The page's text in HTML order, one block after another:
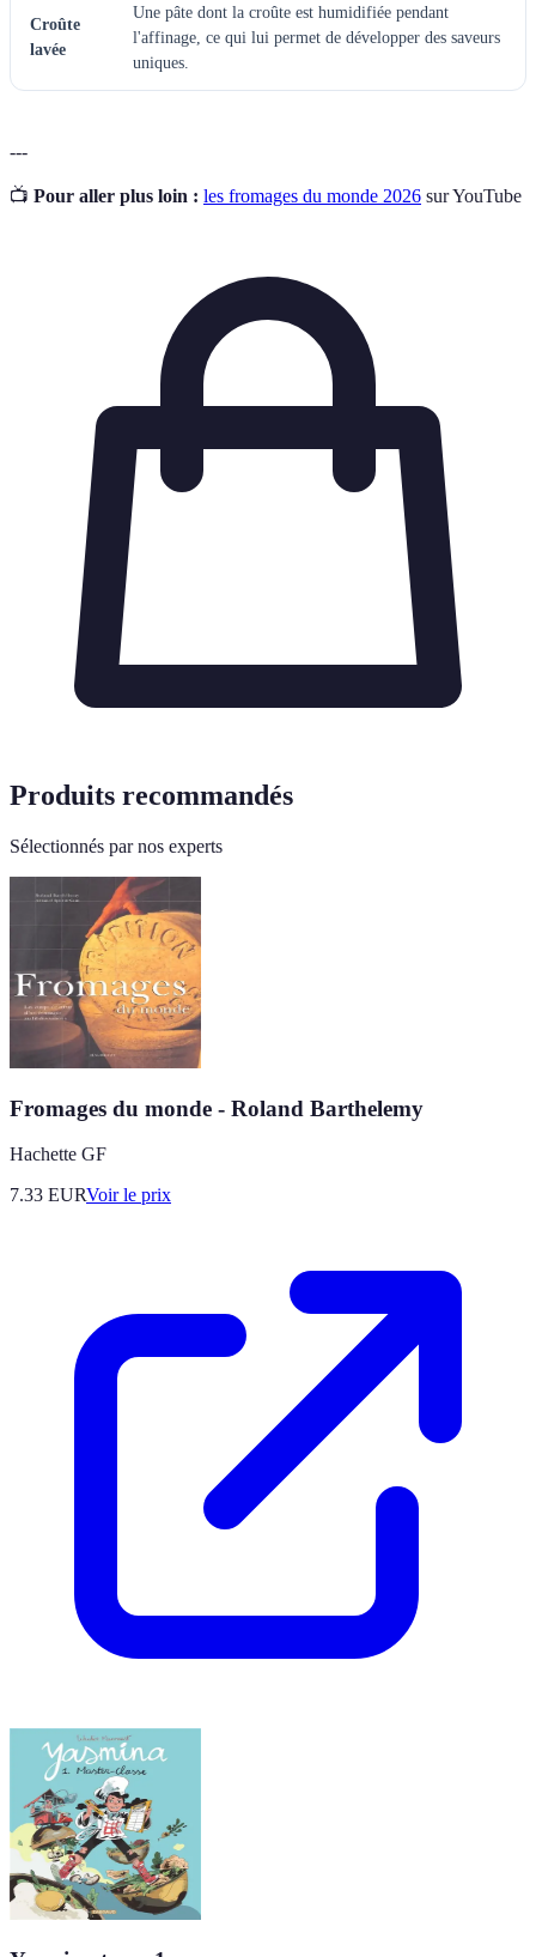
Croûte
lavée
Une pâte dont la croûte est humidifiée pendant
l'affinage, ce qui lui permet de développer des saveurs
uniques.
---
📺 Pour aller plus loin : les fromages du monde 2026 sur YouTube
Produits recommandés
Sélectionnés par nos experts
Fromages du monde - Roland Barthelemy
Hachette GF
7.33 EURVoir le prix